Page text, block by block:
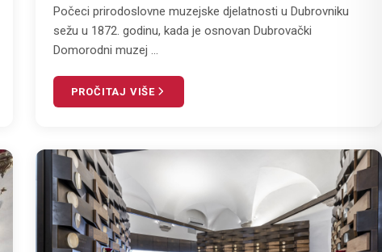
Počeci prirodoslovne muzejske djelatnosti u Dubrovniku
sežu u 1872. godinu, kada je osnovan Dubrovački
Domorodni muzej ...
PROČITAJ VIŠE